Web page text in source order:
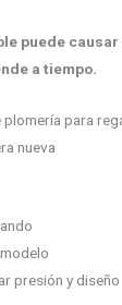
puede
a tiempo.
para
nueva
presión y diseño